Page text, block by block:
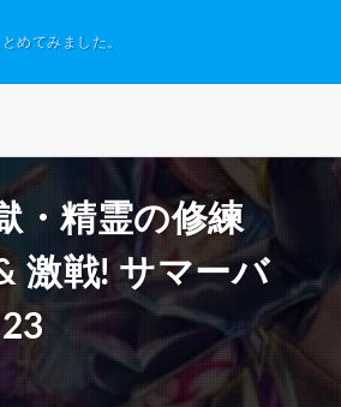
めてみました。
・精霊の修練
激戦! サマーバ